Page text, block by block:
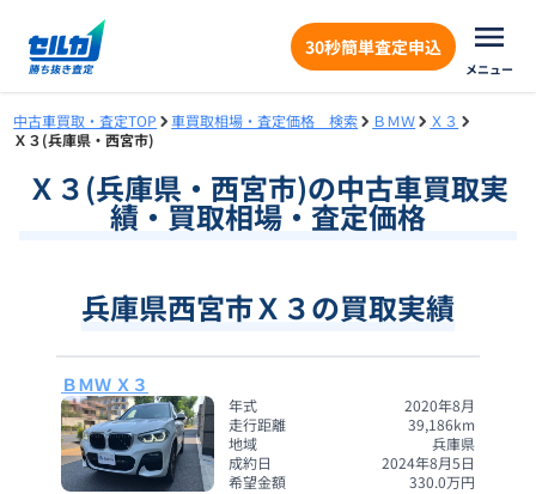
30秒簡単査定申込
メニュー
中古車買取・査定TOP 車買取相場・査定価格 検索 ＢＭＷ
Ｘ３
Ｘ３(兵庫県・西宮市)
Ｘ３ (兵庫県 ・ 西宮市)の中古車買取実
績・買取相場・査定価格
兵庫県西宮市Ｘ３の買取実績
ＢＭＷ Ｘ３
年式
2020年8月
走行距離
39,186km
地域
兵庫県
成約日
2024年8月5日
希望金額
330.0万円